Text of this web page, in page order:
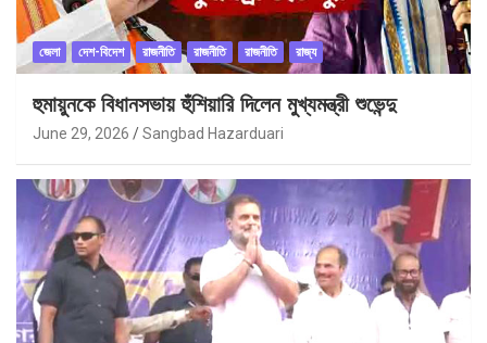
জেলা দেশ-বিদেশ রাজনীতি রাজনীতি রাজনীতি রাজ্য
হুমায়ুনকে বিধানসভায় হুঁশিয়ারি দিলেন মুখ্যমন্ত্রী শুভেন্দু
June 29, 2026 Sangbad Hazarduari